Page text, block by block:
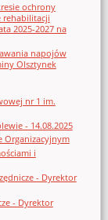
ochrony
rehabilitacji
2025-2027 na
napojów
Olsztynek
nr 1 im.
- 14.08.2025
Organizacyjnym
i
- Dyrektor
- Dyrektor